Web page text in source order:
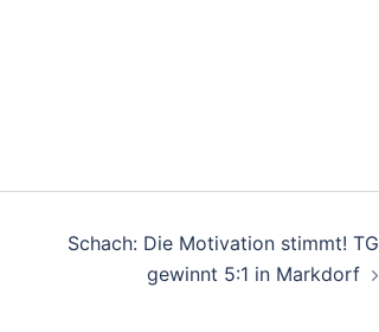
Schach: Die Motivation stimmt! TG
gewinnt 5:1 in Markdorf